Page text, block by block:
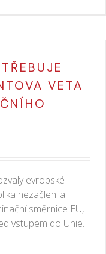
VETA
evropské
nezačlenila
směrnice EU,
vstupem do Unie.